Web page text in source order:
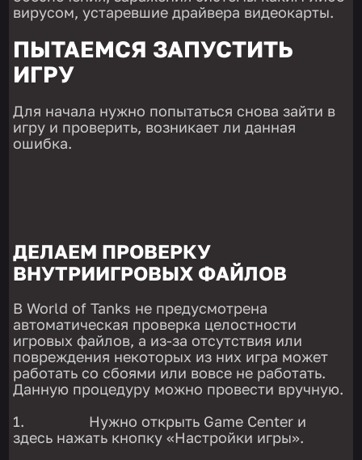
вирусом, устаревшие драйвера видеокарты.
ПЫТАЕМСЯ ЗАПУСТИТЬ
ИГРУ
Для начала нужно попытаться снова зайти в
игру и проверить, возникает ли данная
ошибка.
ДЕЛАЕМ ПРОВЕРКУ
ВНУТРИИГРОВЫХ ФАЙЛОВ
В World of Tanks не предусмотрена
автоматическая проверка целостности
игровых файлов, а из-за отсутствия или
повреждения некоторых из них игра может
работать со сбоями или вовсе не работать.
Данную процедуру можно провести вручную.
1. Нужно открыть Game Center и
здесь нажать кнопку «Настройки игры».